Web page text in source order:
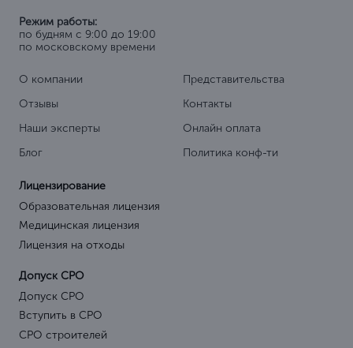
Режим работы:
по будням с 9:00 до 19:00
по московскому времени
О компании
Отзывы
Наши эксперты
Блог
Представительства
Контакты
Онлайн оплата
Политика конф-ти
Лицензирование
Образовательная лицензия
Медицинская лицензия
Лицензия на отходы
Допуск СРО
Допуск СРО
Вступить в СРО
СРО строителей